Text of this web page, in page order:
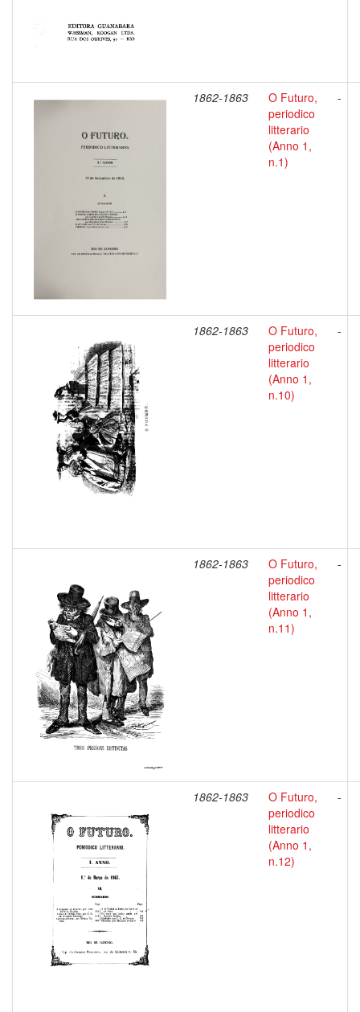
1862-1863
O Futuro,
periodico
litterario
(Anno 1,
n.1)
-
1862-1863
O Futuro,
periodico
litterario
(Anno 1,
n.10)
-
1862-1863
O Futuro,
periodico
litterario
(Anno 1,
n.11)
-
1862-1863
O Futuro,
periodico
litterario
(Anno 1,
n.12)
-